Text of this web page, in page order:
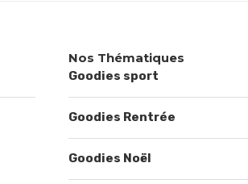
Nos Thématiques
Goodies sport
Goodies Rentrée
Goodies Noël